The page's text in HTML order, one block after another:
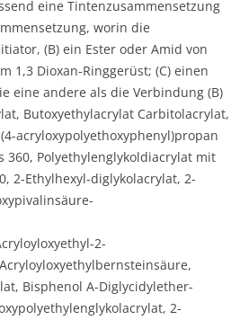
eine Tintenzusammensetzung
worin die
(B) ein Ester oder Amid von
1,3 Dioxan-Ringgerüst; (C) einen
eine andere als die Verbindung (B)
Butoxyethylacrylat Carbitolacrylat,
acryloxypolyethoxyphenyl)propan
Polyethylenglykoldiacrylat mit
2-Ethylhexyl-diglykolacrylat, 2-
2-
Bisphenol A-Diglycidylether-
2-